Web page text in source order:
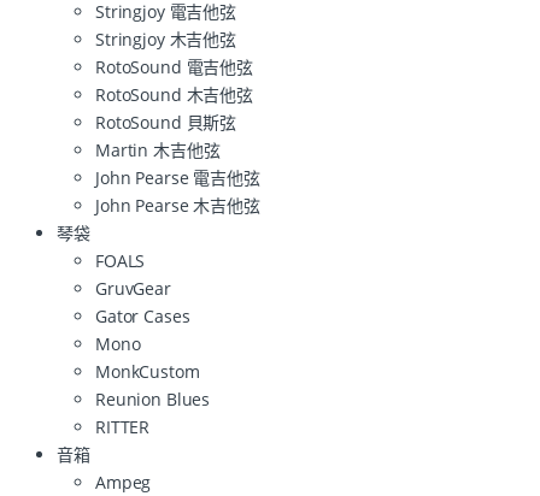
Stringjoy 電吉他弦
Stringjoy 木吉他弦
RotoSound 電吉他弦
RotoSound 木吉他弦
RotoSound 貝斯弦
Martin 木吉他弦
John Pearse 電吉他弦
John Pearse 木吉他弦
琴袋
FOALS
GruvGear
Gator Cases
Mono
MonkCustom
Reunion Blues
RITTER
音箱
Ampeg